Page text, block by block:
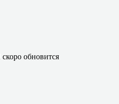
скоро обновится